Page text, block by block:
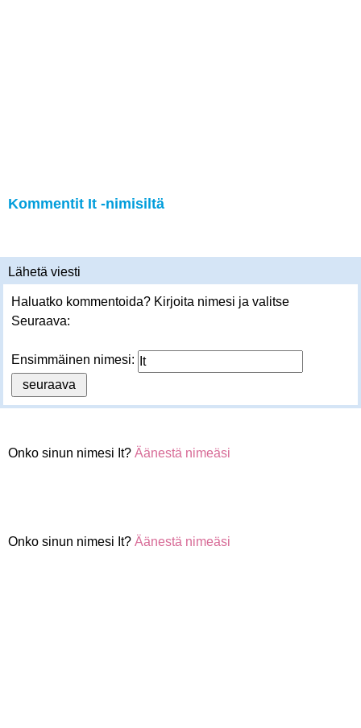
Kommentit It -nimisiltä
Lähetä viesti
Haluatko kommentoida? Kirjoita nimesi ja valitse
Seuraava:
Ensimmäinen nimesi:
Onko sinun nimesi It? Äänestä nimeäsi
Onko sinun nimesi It? Äänestä nimeäsi